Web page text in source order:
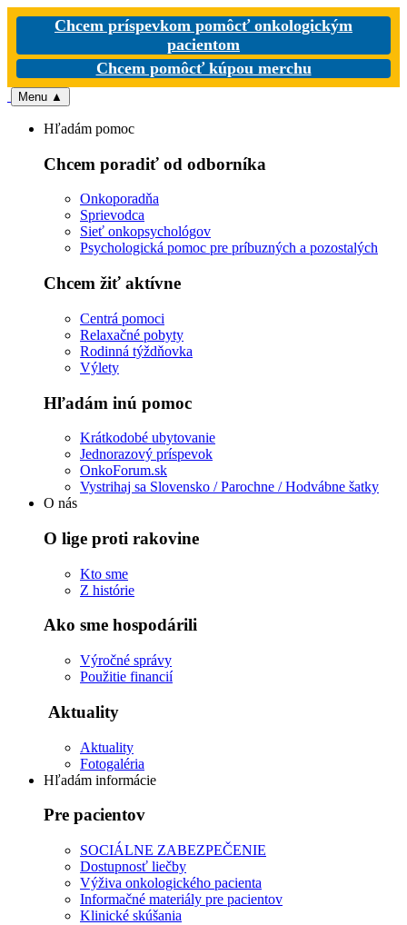
Chcem príspevkom pomôcť onkologickým
pacientom
Chcem pomôcť kúpou merchu
Menu ▲
Hľadám pomoc
Chcem poradiť od odborníka
Onkoporadňa
Sprievodca
Sieť onkopsychológov
Psychologická pomoc pre príbuzných a pozostalých
Chcem žiť aktívne
Centrá pomoci
Relaxačné pobyty
Rodinná týždňovka
Výlety
Hľadám inú pomoc
Krátkodobé ubytovanie
Jednorazový príspevok
OnkoForum.sk
Vystrihaj sa Slovensko / Parochne / Hodvábne šatky
O nás
O lige proti rakovine
Kto sme
Z histórie
Ako sme hospodárili
Výročné správy
Použitie financií
Aktuality
Aktuality
Fotogaléria
Hľadám informácie
Pre pacientov
SOCIÁLNE ZABEZPEČENIE
Dostupnosť liečby
Výživa onkologického pacienta
Informačné materiály pre pacientov
Klinické skúšania